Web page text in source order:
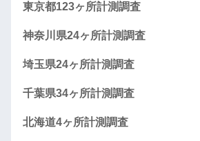
東京都123ヶ所計測調査
神奈川県24ヶ所計測調査
埼玉県24ヶ所計測調査
千葉県34ヶ所計測調査
北海道4ヶ所計測調査